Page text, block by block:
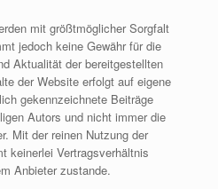
mit größtmöglicher Sorgfalt
jedoch keine Gewähr für die
Aktualität der bereitgestellten
der Website erfolgt auf eigene
gekennzeichnete Beiträge
Autors und nicht immer die
Mit der reinen Nutzung der
keinerlei Vertragsverhältnis
Anbieter zustande.